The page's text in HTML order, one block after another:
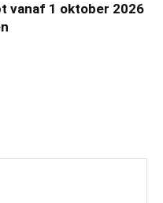
vanaf 1 oktober 2026